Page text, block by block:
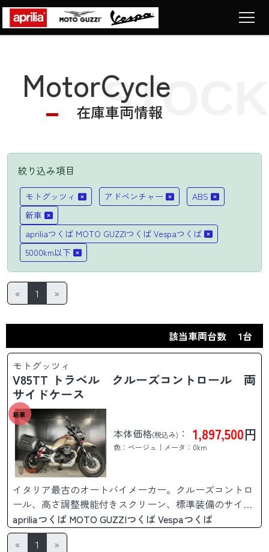
Motorcycle
車両販売
News
Company
Contact
お問い合わせ
MotorCycle
在庫車両情報
STOCK
LIST
絞り込み項目
モトグッツィ アドベンチャー
ABS
新車
apriliaつくば MOTO GUZZIつくば Vespaつくば
5000km以下
« 1 »
該当車両台数 1台
モトグッツィ
V85TT トラベル クルーズコントロール 両
サイドケース
新車
本体価格(税込み) ： 1,897,500円
色：ベージュ｜メータ：0km
イタリア最古のオートバイメーカー。クルーズコントロ
ール、高さ調整機能付きスクリーン、標準装備のサイド
ケース等、そのままロングツーリングに出かけられま
す。
apriliaつくば MOTO GUZZIつくば Vespaつくば
«
1 »